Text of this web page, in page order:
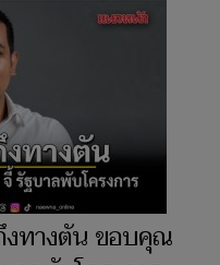
ทางตัน ขอบคุณ